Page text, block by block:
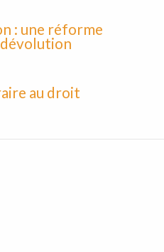
: une réforme
au droit